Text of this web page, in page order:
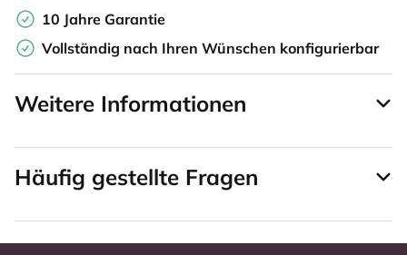
10 Jahre Garantie
Vollständig nach Ihren Wünschen konfigurierbar
Weitere Informationen
Häufig gestellte Fragen